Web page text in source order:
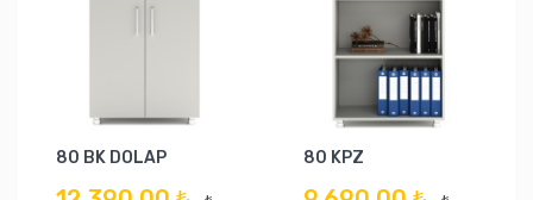
80 BK DOLAP 80 KPZ